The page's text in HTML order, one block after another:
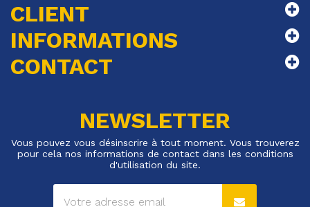
CLIENT
INFORMATIONS
CONTACT
NEWSLETTER
Vous pouvez vous désinscrire à tout moment. Vous trouverez
pour cela nos informations de contact dans les conditions
d'utilisation du site.